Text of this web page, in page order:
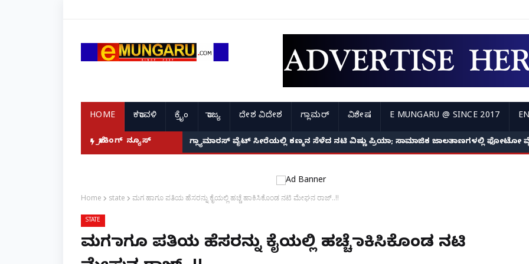
HOME ಕರಾವಳಿ ಕ್ರೈಂ ರಾಜ್ಯ ದೇಶ ವಿದೇಶ ಗ್ಲಾಮರ್ ವಿಶೇಷ E MUNGARU @ SINCE 2017
ಬ್ರೇಕಿಂಗ್ ನ್ಯೂಸ್ ಗ್ಲ್ಯಾಮಾರಸ್ ವೈಟ್‌ ಸೀರೆಯಲ್ಲಿ ಕಣ್ಮನ ಸೆಳೆದ ನಟಿ ವಿಷ್ಣು ಪ್ರಿಯಾ; ಸಾಮಾಜಿಕ ಜಾಲತಾಣಗಳಲ್ಲಿ ಫೋಟೋ
Home state ಮಗ ಹಾಗೂ ಪತಿಯ ಹೆಸರನ್ನು ಕೈಯಲ್ಲಿ ಹಚ್ಚೆ ಹಾಕಿಸಿಕೊಂಡ ನಟಿ ಮೇಘನ ರಾಜ್..!!
STATE
ಮಗ ಹಾಗೂ ಪತಿಯ ಹೆಸರನ್ನು ಕೈಯಲ್ಲಿ ಹಚ್ಚೆ ಹಾಕಿಸಿಕೊಂಡ ನಟಿ